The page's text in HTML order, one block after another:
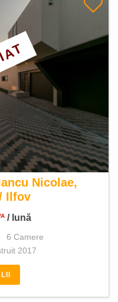
6 camere
Nicolae,
Ilfov
/ lună
6 Camere
2017